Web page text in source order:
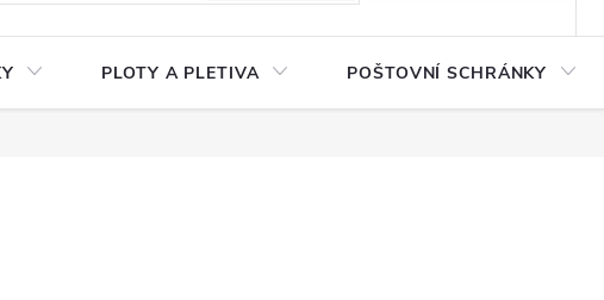
PLOTY A PLETIVA POŠTOVNÍ SCHRÁNKY